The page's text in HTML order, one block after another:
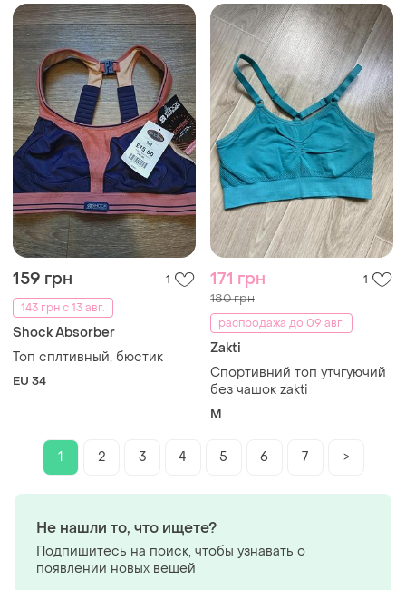
159 грн
1
143 грн с 13 авг.
Shock Absorber
Топ сплтивный, бюстик
EU 34
171 грн 1
180 грн
распродажа до 09 авг.
Zakti
Спортивний топ утчгуючий
без чашок zakti
M
1 2 3 4 5 6 7 >
Не нашли то, что ищете?
Подпишитесь на поиск, чтобы узнавать о
появлении новых вещей